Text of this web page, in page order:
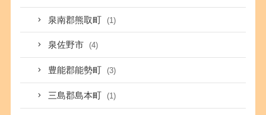
泉南郡熊取町 (1)
泉佐野市 (4)
豊能郡能勢町 (3)
三島郡島本町 (1)